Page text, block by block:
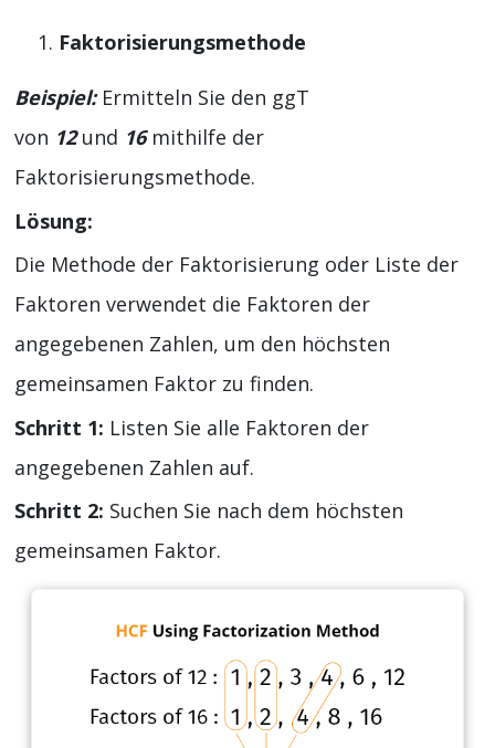
Faktorisierungsmethode
Beispiel: Ermitteln Sie den ggT
von 12und 16 mithilfe der
Faktorisierungsmethode.
Lösung:
Die Methode der Faktorisierung oder Liste der
Faktoren verwendet die Faktoren der
angegebenen Zahlen, um den höchsten
gemeinsamen Faktor zu finden.
Schritt 1: Listen Sie alle Faktoren der
angegebenen Zahlen auf.
Schritt 2: Suchen Sie nach dem höchsten
gemeinsamen Faktor.